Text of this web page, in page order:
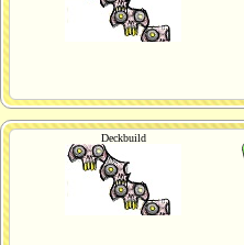
Deckbuild